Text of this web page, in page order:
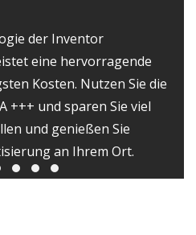
der Inventor
eine hervorragende
Kosten. Nutzen Sie die
+++ und sparen Sie viel
und genießen Sie
an Ihrem Ort.